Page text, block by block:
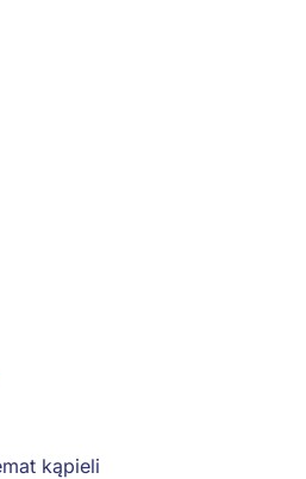
kąpieli